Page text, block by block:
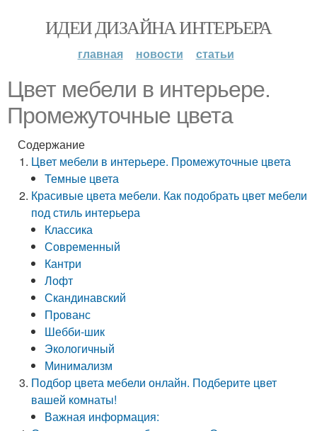
ИДЕИ ДИЗАЙНА ИНТЕРЬЕРА
главная новости статьи
Цвет мебели в интерьере.
Промежуточные цвета
Содержание
Цвет мебели в интерьере. Промежуточные цвета
Темные цвета
Красивые цвета мебели. Как подобрать цвет мебели
под стиль интерьера
Классика
Современный
Кантри
Лофт
Скандинавский
Прованс
Шебби-шик
Экологичный
Минимализм
Подбор цвета мебели онлайн. Подберите цвет
вашей комнаты!
Важная информация: